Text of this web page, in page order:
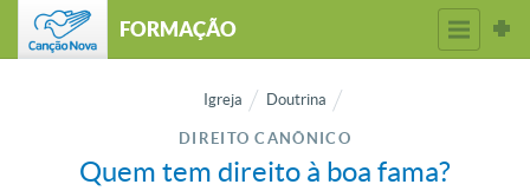
FORMAÇÃO
Igreja Doutrina
DIREITO CANÔNICO
Quem tem direito à boa fama?